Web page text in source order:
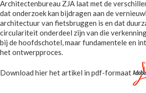
Architectenbureau ZJA laat met de
dat onderzoek kan bijdragen aan de
architectuur van fietsbruggen is en dat
circulariteit onderdeel zijn van die
bij de hoofdschotel, maar fundamentele en
het ontwerpproces.
Download hier het artikel in pdf-formaat